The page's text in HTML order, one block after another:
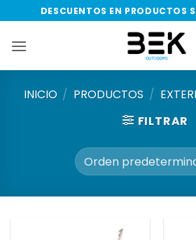
al
contenido
DESCUENTOS EN PRODUCTOS
INICIO / PRODUCTOS /
FILTRAR